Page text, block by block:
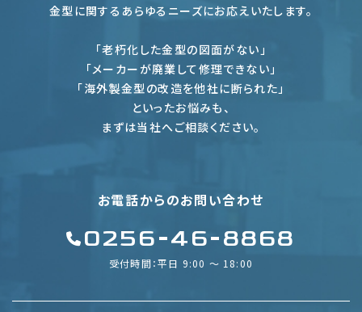
金型に関するあらゆるニーズにお応えいたします。
「老朽化した金型の図面がない」
「メーカーが廃業して修理できない」
「海外製金型の改造を他社に断られた」
といったお悩みも、
まずは当社へご相談ください。
お電話からのお問い合わせ
0256-46-8868
受付時間：平日 9:00 〜 18:00